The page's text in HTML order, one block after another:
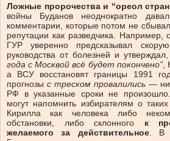
Ложные пророчества и “ореол
войны Буданов неоднократно
комментарии, которые потом не
репутации как разведчика. Например,
ГУР уверенно предсказывал
руководства от болезней и
года с Москвой всё будет покончено”,
а ВСУ восстановят границы 1991
прогнозы с треском провалились — ни
РФ в указанные сроки не
могут напомнить избирателям о
Кирилла как человека либо
обстановки, либо склонного к
желаемого за действительное. В